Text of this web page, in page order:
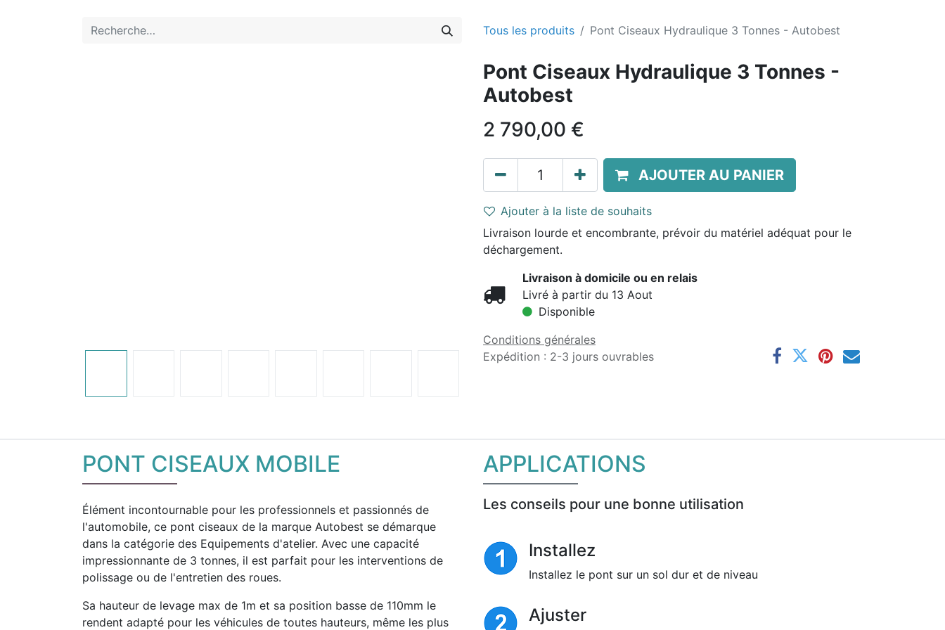
Tous les produits Pont Ciseaux Hydraulique 3 Tonnes - Autobest
Pont Ciseaux Hydraulique 3 Tonnes -
Autobest
2 790,00 €
AJOUTER AU PANIER
Ajouter à la liste de souhaits
Livraison lourde et encombrante, prévoir du matériel adéquat pour le
déchargement.
Livraison à domicile ou en relais
Livré à partir du 13 Aout
Disponible
Conditions générales
Expédition : 2-3 jours ouvrables
PONT CISEAUX MOBILE
Élément incontournable pour les professionnels et passionnés de
l'automobile, ce pont ciseaux de la marque Autobest se démarque
dans la catégorie des Equipements d'atelier. Avec une capacité
impressionnante de 3 tonnes, il est parfait pour les interventions de
polissage ou de l'entretien des roues.
Sa hauteur de levage max de 1m et sa position basse de 110mm le
rendent adapté pour les véhicules de toutes hauteurs, même les plus
APPLICATIONS
Les conseils pour une bonne utilisation
Installez
Installez le pont sur un sol dur et de niveau
Ajuster